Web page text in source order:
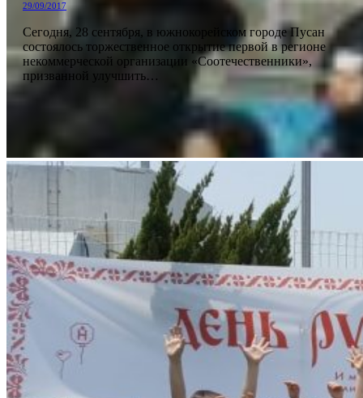
29/09/2017
Сегодня, 28 сентября, в южнокорейском городе Пусан
состоялось торжественное открытие первой в регионе
некоммерческой организации «Соотечественники»,
призванной улучшить…